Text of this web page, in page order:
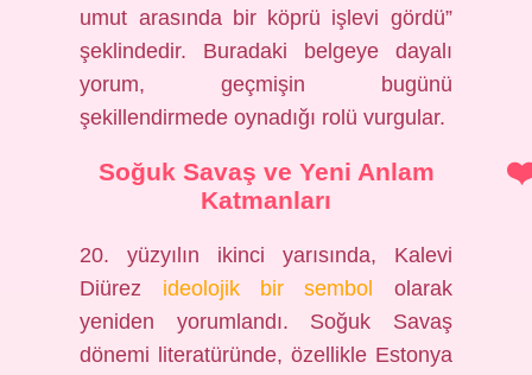
umut arasında bir köprü işlevi gördü”
şeklindedir. Buradaki belgeye dayalı
yorum, geçmişin bugünü
şekillendirmede oynadığı rolü vurgular.
Soğuk Savaş ve Yeni Anlam
Katmanları
20. yüzyılın ikinci yarısında, Kalevi
Diürez ideolojik bir sembol
olarak
yeniden yorumlandı. Soğuk Savaş
dönemi literatüründe, özellikle Estonya